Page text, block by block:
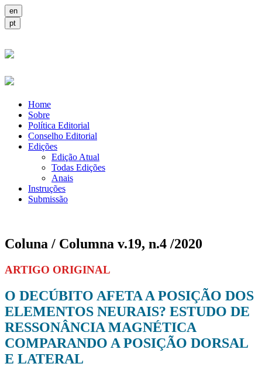
Home
Sobre
Política Editorial
Conselho Editorial
Edições
Edição Atual
Todas Edições
Anais
Instruções
Submissão
Coluna / Columna v.19, n.4 /2020
ARTIGO ORIGINAL
O DECÚBITO AFETA A POSIÇÃO DOS
ELEMENTOS NEURAIS? ESTUDO DE
RESSONÂNCIA MAGNÉTICA
COMPARANDO A POSIÇÃO DORSAL
E LATERAL